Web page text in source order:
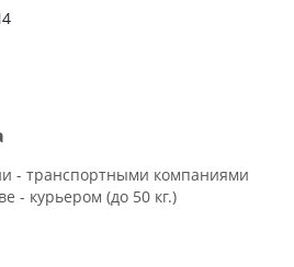
- транспортными компаниями
- курьером (до 50 кг.)